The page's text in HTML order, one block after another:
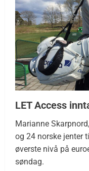
LET Access
Marianne
og 24 norske jenter
øverste nivå på
søndag.